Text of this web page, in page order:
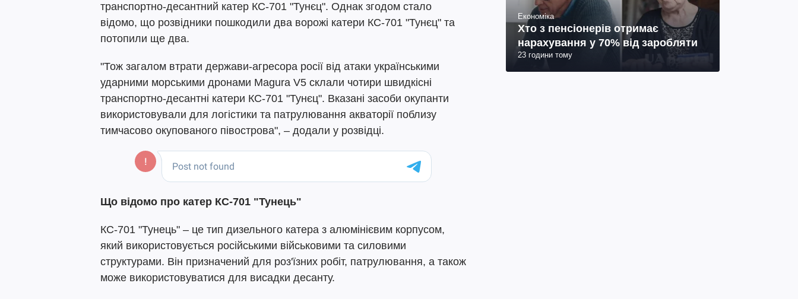
транспортно-десантний катер КС-701 "Тунєц". Однак згодом стало
відомо, що розвідники пошкодили два ворожі катери КС-701 "Тунєц" та
потопили ще два.
"Тож загалом втрати держави-агресора росії від атаки українськими
ударними морськими дронами Magura V5 склали чотири швидкісні
транспортно-десантні катери КС-701 "Тунєц". Вказані засоби окупанти
використовували для логістики та патрулювання акваторії поблизу
тимчасово окупованого півострова", – додали у розвідці.
Що відомо про катер КС-701 "Тунець"
КС-701 "Тунець" – це тип дизельного катера з алюмінієвим корпусом,
який використовується російськими військовими та силовими
структурами. Він призначений для роз'їзних робіт, патрулювання, а також
може використовуватися для висадки десанту.
Економіка
Хто з пенсіонерів отримає
нарахування у 70% від заробляти
23 години тому